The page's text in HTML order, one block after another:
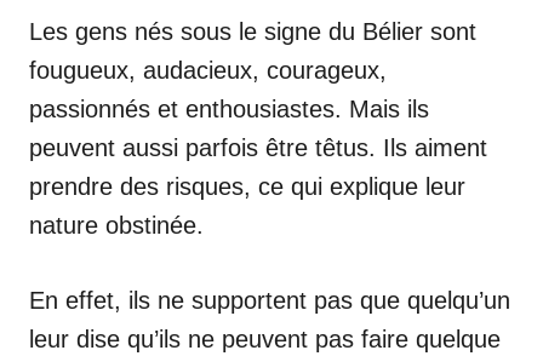
Les gens nés sous le signe du Bélier sont
fougueux, audacieux, courageux,
passionnés et enthousiastes. Mais ils
peuvent aussi parfois être têtus. Ils aiment
prendre des risques, ce qui explique leur
nature obstinée.
En effet, ils ne supportent pas que quelqu’un
leur dise qu’ils ne peuvent pas faire quelque